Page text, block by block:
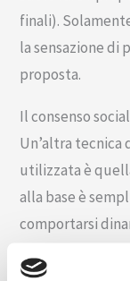
finali).
la sensazione di
proposta.
Il consenso
Un’altra tecnica
utilizzata è
alla base è
comportarsi